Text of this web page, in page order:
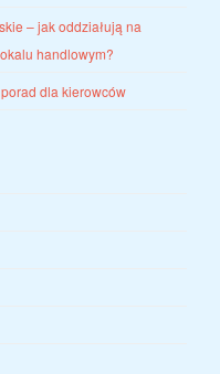
– jak oddziałują na
handlowym?
dla kierowców